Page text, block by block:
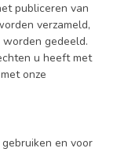
publiceren van
verzameld,
gedeeld.
u heeft met
onze
en voor